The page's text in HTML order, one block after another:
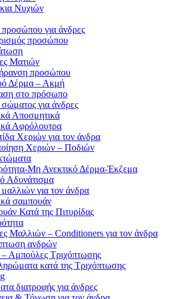
Νυχιών
για άνδρες
προσώπου
Ματιών
προσώπου
Δέρμα – Ακμή
στο πρόσωπο
για άνδρες
Αποσμητικά
Αφρόλουτρα
Χεριών για τον άνδρα
Χεριών – Ποδιών
Μη Ανεκτικό Δέρμα-Έκζεμα
Αδυνάτισμα
για τον άνδρα
σαμπουάν
Κατά της Πιτυρίδας
Μαλλιών – Conditioners για τον άνδρα
ανδρών
– Αμπούλες Τριχόπτωσης
κατά της Τριχόπτωσης
διατροφής για άνδρες